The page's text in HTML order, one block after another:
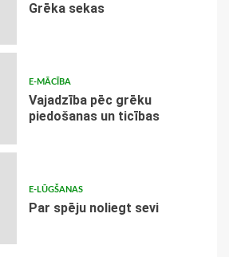
Grēka sekas
E-MĀCĪBA
Vajadzība pēc grēku
piedošanas un ticības
E-LŪGŠANAS
Par spēju noliegt sevi